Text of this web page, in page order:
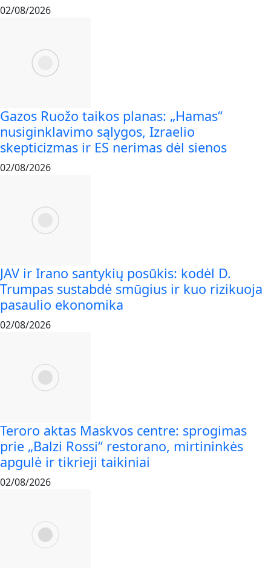
02/08/2026
Gazos Ruožo taikos planas: „Hamas“
nusiginklavimo sąlygos, Izraelio
skepticizmas ir ES nerimas dėl sienos
02/08/2026
JAV ir Irano santykių posūkis: kodėl D.
Trumpas sustabdė smūgius ir kuo rizikuoja
pasaulio ekonomika
02/08/2026
Teroro aktas Maskvos centre: sprogimas
prie „Balzi Rossi“ restorano, mirtininkės
apgulė ir tikrieji taikiniai
02/08/2026